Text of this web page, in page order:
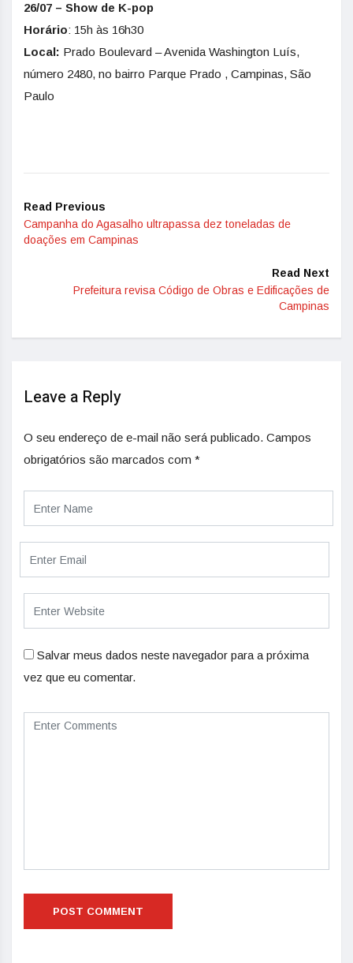
26/07 – Show de K-pop
Horário: 15h às 16h30
Local: Prado Boulevard – Avenida Washington Luís,
número 2480, no bairro Parque Prado , Campinas, São
Paulo
Read Previous
Campanha do Agasalho ultrapassa dez toneladas de
doações em Campinas
Read Next
Prefeitura revisa Código de Obras e Edificações de
Campinas
Leave a Reply
O seu endereço de e-mail não será publicado. Campos
obrigatórios são marcados com *
Salvar meus dados neste navegador para a próxima
vez que eu comentar.